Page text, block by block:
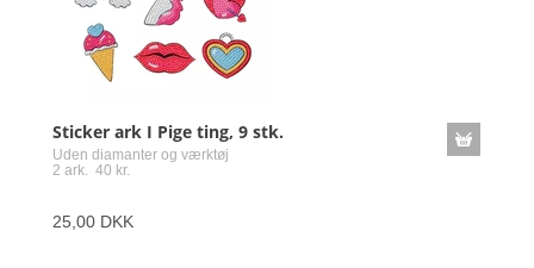
Sticker ark I Pige ting, 9 stk.
Uden diamanter og værktøj
2 ark. 40 kr.
25,00 DKK